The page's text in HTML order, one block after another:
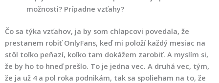
možnosti? Prípadne vzťahy?
Čo sa týka vzťahov, ja by som chlapcovi povedala, že
prestanem robiť OnlyFans, keď mi položí každý mesiac na
stôl toľko peňazí, koľko tam dokážem zarobiť. A myslím si,
že by ho to hneď prešlo. To je jedna vec. A druhá vec, tým,
že ja už 4 a pol roka podnikám, tak sa spolieham na to, že